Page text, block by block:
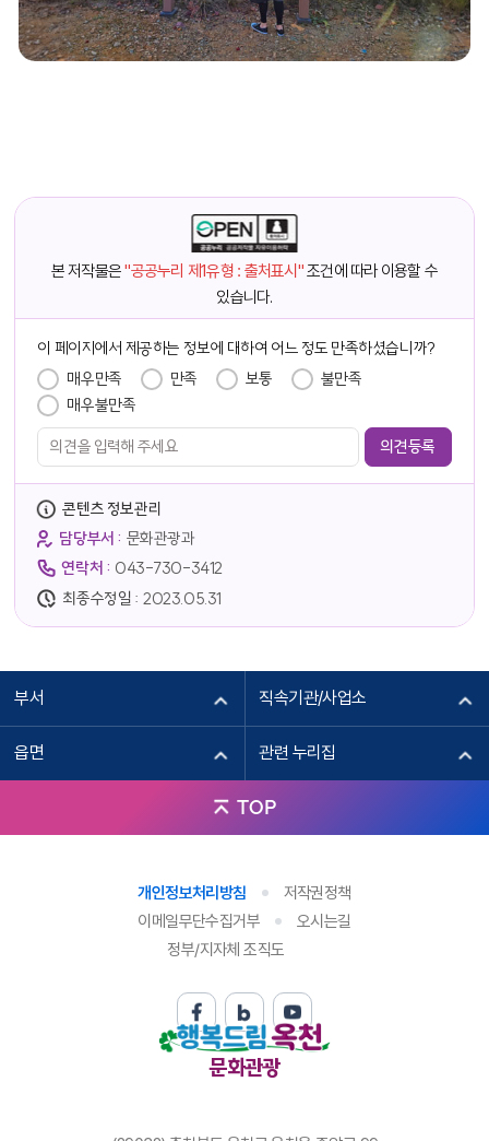
본 저작물은"공공누리 제1유형 : 출처표시"조건에 따라 이용할 수
있습니다.
이 페이지에서 제공하는 정보에 대하여 어느 정도 만족하셨습니까?
매우만족 만족 보통
불만족
매우불만족
콘텐츠 정보관리
담당부서 : 문화관광과
연락처 : 043-730-3412
최종수정일 : 2023.05.31
부서 직속기관/사업소
읍면 관련 누리집
TOP
문화관광
개인정보처리방침
저작권정책
이메일무단수집거부
오시는길
정부/지자체 조직도